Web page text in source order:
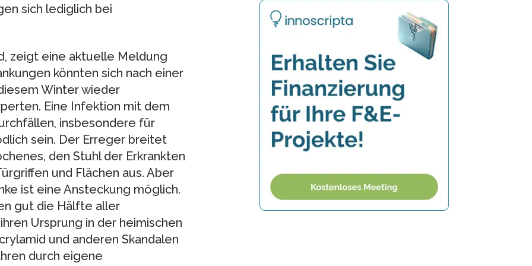
sich lediglich bei
zeigt eine aktuelle Meldung
könnten sich nach einer
Winter wieder
Eine Infektion mit dem
insbesondere für
sein. Der Erreger breitet
den Stuhl der Erkrankten
und Flächen aus. Aber
ist eine Ansteckung möglich.
gut die Hälfte aller
Ursprung in der heimischen
und anderen Skandalen
durch eigene